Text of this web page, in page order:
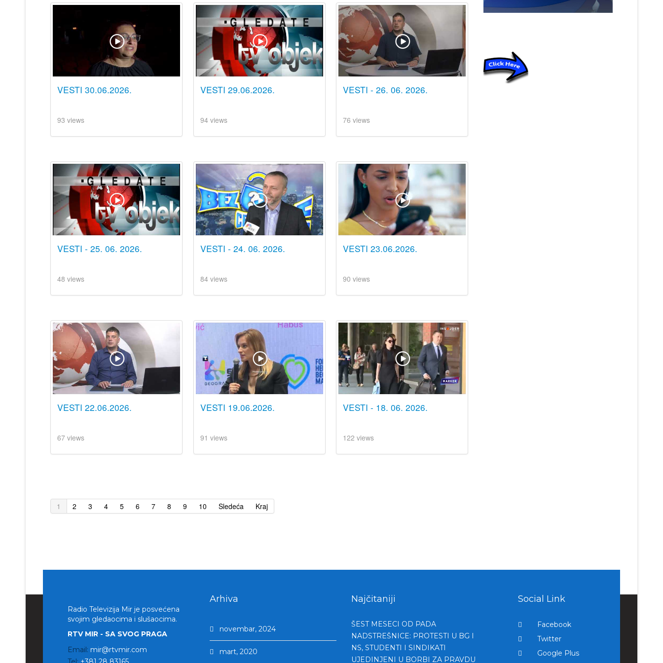
VESTI 30.06.2026.
93 views
VESTI 29.06.2026.
94 views
VESTI - 26. 06. 2026.
76 views
VESTI - 25. 06. 2026.
48 views
VESTI - 24. 06. 2026.
84 views
VESTI 23.06.2026.
90 views
VESTI 22.06.2026.
67 views
VESTI 19.06.2026.
91 views
VESTI - 18. 06. 2026.
122 views
1 2 3 4 5 6 7 8 9 10 Sledeća Kraj
Radio Televizija Mir je posvećena
svojim gledaocima i slušaocima.
RTV MIR - SA SVOG PRAGA
Email: mir@rtvmir.com
Arhiva
novembar, 2024
mart, 2020
Najčitaniji
ŠEST MESECI OD PADA
NADSTREŠNICE: PROTESTI U BG I
NS, STUDENTI I SINDIKATI
UJEDINJENI U BORBI ZA PRAVDU
Social Link
Facebook
Twitter
Google Plus